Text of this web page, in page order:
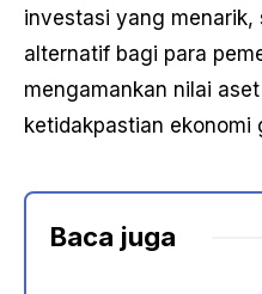
investasi yang menarik,
alternatif bagi para
mengamankan nilai
ketidakpastian ekonomi
Baca juga